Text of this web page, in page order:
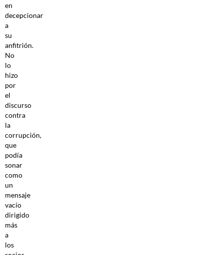
en
decepcionar
a
su
anfitrión.
No
lo
hizo
por
el
discurso
contra
la
corrupción,
que
podía
sonar
como
un
mensaje
vacío
dirigido
más
a
los